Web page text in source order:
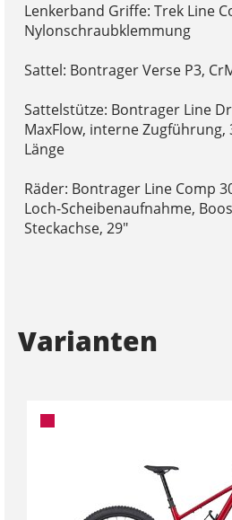
Lenkerband Griffe: Trek Line
Nylonschraubklemmung
Sattel: Bontrager Verse P3,
Sattelstütze: Bontrager Line
MaxFlow, interne Zugführung,
Länge
Räder: Bontrager Line Comp
Loch-Scheibenaufnahme,
Steckachse, 29"
Varianten